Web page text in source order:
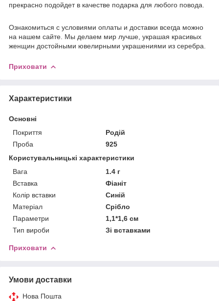
прекрасно подойдет в качестве подарка для любого повода.
Ознакомиться с условиями оплаты и доставки всегда можно
на нашем сайте. Мы делаем мир лучше, украшая красивых
женщин достойными ювелирными украшениями из серебра.
Приховати
Характеристики
Основні
Покриття
Родій
Проба
925
Користувальницькі характеристики
Вага
1.4 г
Вставка
Фіаніт
Колір вставки
Синій
Матеріал
Срібло
Параметри
1,1*1,6 см
Тип вироби
Зі вставками
Приховати
Умови доставки
Нова Пошта